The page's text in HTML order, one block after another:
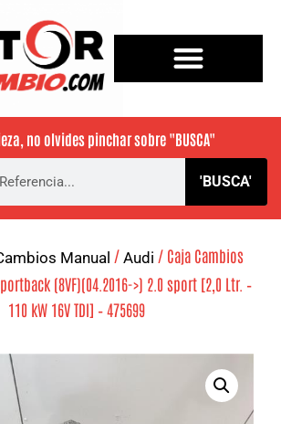
no olvides pinchar sobre "BUSCA"
'BUSCA'
Manual / Audi / Caja Cambios
(8VF)(04.2016->) 2.0 sport [2,0 Ltr. –
110 kW 16V TDI] – 475699